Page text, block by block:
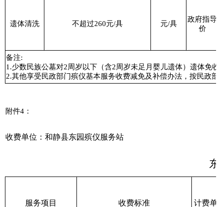
遗体清洗 不超过260元/具 元/具
政府指导
价
备注:
1.少数民族公墓对2周岁以下（含2周岁未足月婴儿遗体） 遗体免收
2.其他享受民政部门殡仪基本服务收费减免及补偿办法，按民政
附件4 ：
收费单位：和静县东园殡仪服务站
服务项目 收费标准 计费单